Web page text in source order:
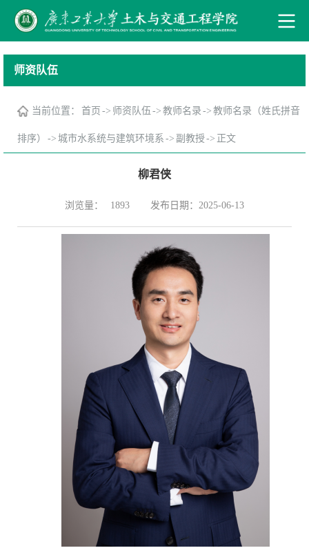
师资队伍
当前位置： 首页 -> 师资队伍 -> 教师名录 -> 教师名录（姓氏拼音
排序） -> 城市水系统与建筑环境系 -> 副教授-> 正文
柳君侠
浏览量： 1893 发布日期：2025-06-13